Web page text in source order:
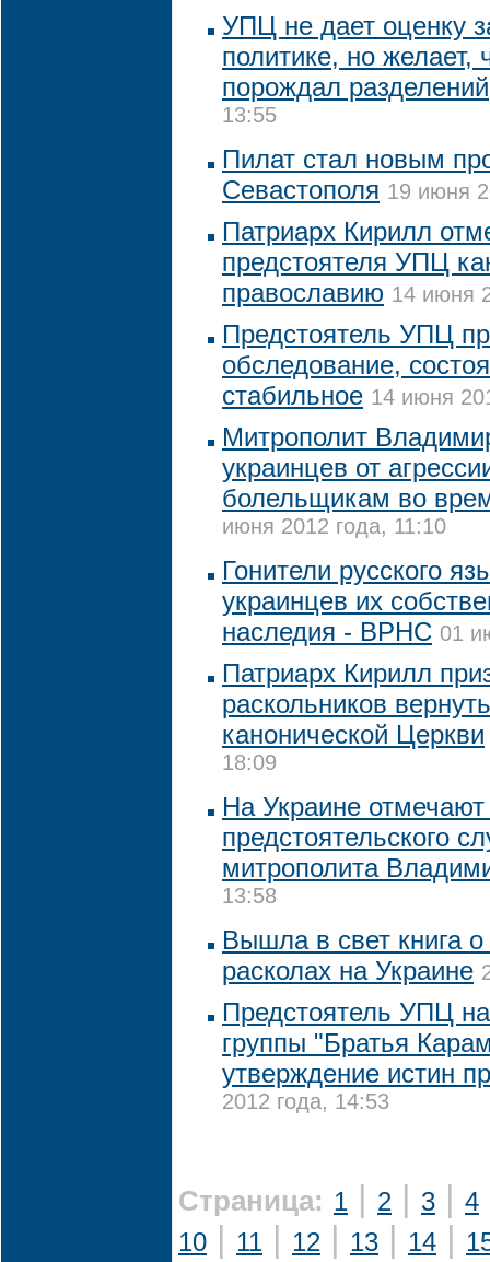
УПЦ не дает оценку
политике, но желает,
порождал разделений
13:55
Пилат стал новым
Севастополя 19 июня
Патриарх Кирилл
предстоятеля УПЦ
православию 14 июня
Предстоятель УПЦ
обследование,
стабильное 14 июня
Митрополит
украинцев от
болельщикам во
июня 2012 года, 11:10
Гонители русского
украинцев их
наследия - ВРНС 01
Патриарх Кирилл
раскольников
канонической Церкви
18:09
На Украине отмечают
предстоятельского
митрополита
13:58
Вышла в свет книга
расколах на Украине
Предстоятель УПЦ
группы "Братья
утверждение истин
2012 года, 14:53
Страница: 1 2 3 4
10 11 12 13 14